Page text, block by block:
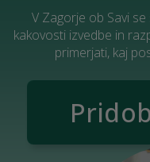
V Zagorje ob Savi
kakovosti izvedbe in
primerjati, kaj